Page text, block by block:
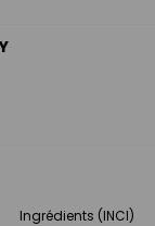
Ingrédients (INCI)